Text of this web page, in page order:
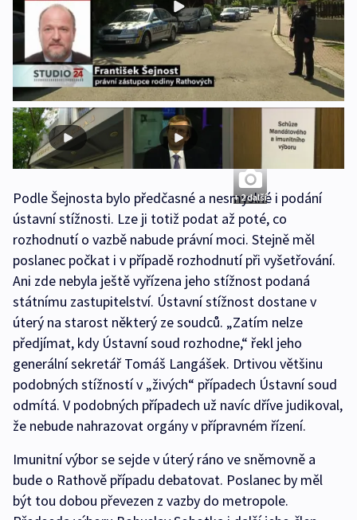
+ 2 další
Podle Šejnosta bylo předčasné a nesmyslné i podání
ústavní stížnosti. Lze ji totiž podat až poté, co
rozhodnutí o vazbě nabude právní moci. Stejně měl
poslanec počkat i v případě rozhodnutí při vyšetřování.
Ani zde nebyla ještě vyřízena jeho stížnost podaná
státnímu zastupitelství. Ústavní stížnost dostane v
úterý na starost některý ze soudců. „Zatím nelze
předjímat, kdy Ústavní soud rozhodne,“ řekl jeho
generální sekretář Tomáš Langášek. Drtivou většinu
podobných stížností v „živých“ případech Ústavní soud
odmítá. V podobných případech už navíc dříve judikoval,
že nebude nahrazovat orgány v přípravném řízení.
Imunitní výbor se sejde v úterý ráno ve sněmovně a
bude o Rathově případu debatovat. Poslanec by měl
být tou dobou převezen z vazby do metropole.